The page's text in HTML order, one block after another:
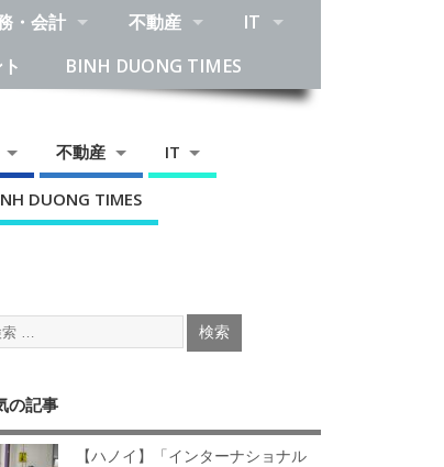
・会計 不動産
IT
BINH DUONG TIMES
不動産 IT
DUONG TIMES
の記事
【ハノイ】「インターナショナル